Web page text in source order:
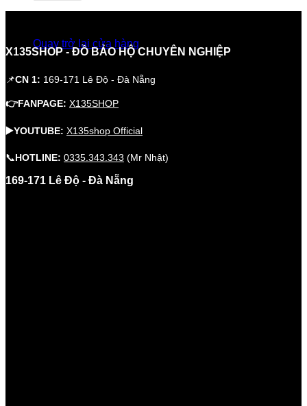
Quay trở lại cửa hàng
X135SHOP - ĐỒ BẢO HỘ CHUYÊN NGHIỆP
📌CN 1: 169-171 Lê Độ - Đà Nẵng
👉FANPAGE: X135SHOP
▶️YOUTUBE: X135shop Official
📞HOTLINE: 0335.343.343 (Mr Nhật)
169-171 Lê Độ - Đà Nẵng